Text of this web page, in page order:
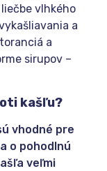
liečbe vlhkého
a
a
sirupov –
kašľu?
vhodné pre
o pohodlnú
veľmi